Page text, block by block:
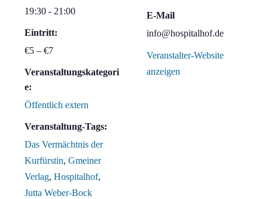
19:30 - 21:00
Eintritt:
€5 – €7
Veranstaltungskategori
e:
Öffentlich extern
Veranstaltung-Tags:
Das Vermächtnis der
Kurfürstin, Gmeiner
Verlag, Hospitalhof,
Jutta Weber-Bock
E-Mail
info@hospitalhof.de
Veranstalter-Website
anzeigen